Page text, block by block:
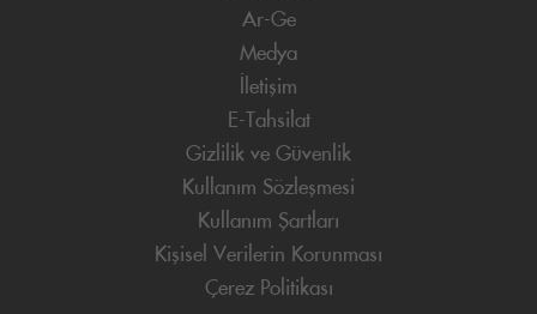
Ar-Ge
Medya
İletişim
E-Tahsilat
Gizlilik ve Güvenlik
Kullanım Sözleşmesi
Kullanım Şartları
Kişisel Verilerin Korunması
Çerez Politikası